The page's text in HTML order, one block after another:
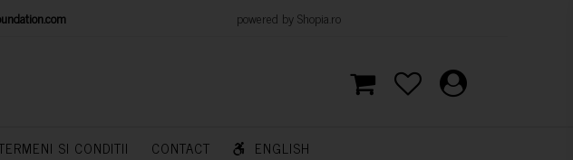
powered by Shopia.ro
SI CONDITII CONTACT ENGLISH